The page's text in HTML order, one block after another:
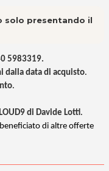
solo presentando il
5983319.
dalla data di acquisto.
.
di Davide Lotti.
di altre offerte